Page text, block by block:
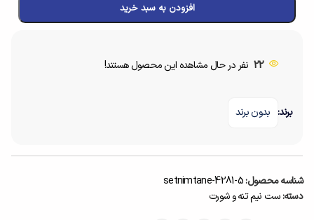
افزودن به سبد خرید
22 نفر در حال مشاهده این محصول هستند!
برند: بدون برند
شناسه محصول:5-setnimtane-4281
دسته:ست نیم تنه و شورت